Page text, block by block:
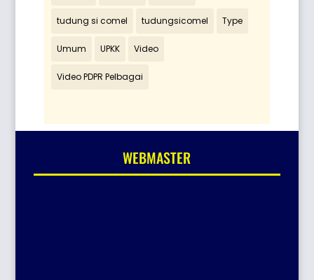
tudung si comel tudungsicomel Type
Umum UPKK Video
Video PDPR Pelbagai
WEBMASTER